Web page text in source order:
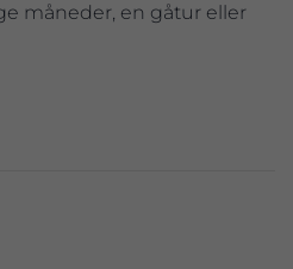
måneder, en gåtur eller